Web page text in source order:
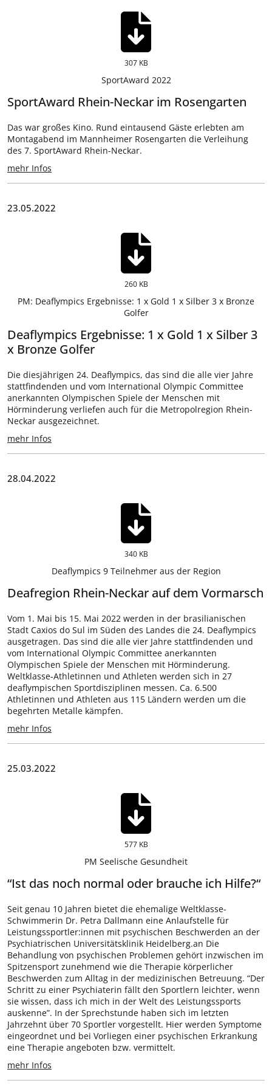
307 KB
SportAward 2022
SportAward Rhein-Neckar im Rosengarten
Das war großes Kino. Rund eintausend Gäste erlebten am
Montagabend im Mannheimer Rosengarten die Verleihung
des 7. SportAward Rhein-Neckar.
mehr Infos
23.05.2022
260 KB
PM: Deaflympics Ergebnisse: 1 x Gold 1 x Silber 3 x Bronze
Golfer
Deaflympics Ergebnisse: 1 x Gold 1 x Silber 3
x Bronze Golfer
Die diesjährigen 24. Deaflympics, das sind die alle vier Jahre
stattfindenden und vom International Olympic Committee
anerkannten Olympischen Spiele der Menschen mit
Hörminderung verliefen auch für die Metropolregion Rhein-
Neckar ausgezeichnet.
mehr Infos
28.04.2022
340 KB
Deaflympics 9 Teilnehmer aus der Region
Deafregion Rhein-Neckar auf dem Vormarsch
Vom 1. Mai bis 15. Mai 2022 werden in der brasilianischen
Stadt Caxios do Sul im Süden des Landes die 24. Deaflympics
ausgetragen. Das sind die alle vier Jahre stattfindenden und
vom International Olympic Committee anerkannten
Olympischen Spiele der Menschen mit Hörminderung.
Weltklasse-Athletinnen und Athleten werden sich in 27
deaflympischen Sportdisziplinen messen. Ca. 6.500
Athletinnen und Athleten aus 115 Ländern werden um die
begehrten Metalle kämpfen.
mehr Infos
25.03.2022
577 KB
PM Seelische Gesundheit
“Ist das noch normal oder brauche ich Hilfe?“
Seit genau 10 Jahren bietet die ehemalige Weltklasse-
Schwimmerin Dr. Petra Dallmann eine Anlaufstelle für
Leistungssportler:innen mit psychischen Beschwerden an der
Psychiatrischen Universitätsklinik Heidelberg.an Die
Behandlung von psychischen Problemen gehört inzwischen im
Spitzensport zunehmend wie die Therapie körperlicher
Beschwerden zum Alltag in der medizinischen Betreuung. “Der
Schritt zu einer Psychiaterin fällt den Sportlern leichter, wenn
sie wissen, dass ich mich in der Welt des Leistungssports
auskenne”. In der Sprechstunde haben sich im letzten
Jahrzehnt über 70 Sportler vorgestellt. Hier werden Symptome
eingeordnet und bei Vorliegen einer psychischen Erkrankung
eine Therapie angeboten bzw. vermittelt.
mehr Infos